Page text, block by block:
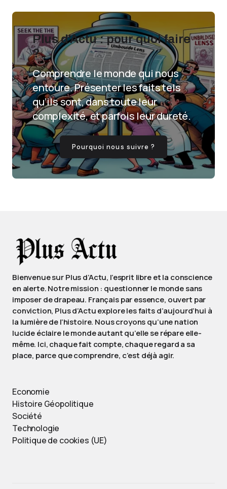
Plus d'Actu : pour quoi faire
?
Comprendre le monde qui nous
entoure. Présenter les faits tels
qu’ils sont, dans toute leur
complexité, et parfois leur dureté.
Pourquoi nous suivre ?
Bienvenue sur Plus d’Actu, l’esprit libre et la conscience
en alerte. Notre mission : questionner le monde sans
imposer de drapeau. Français par essence, ouvert par
conviction, Plus d’Actu explore les faits d’aujourd’hui à
la lumière de l’histoire. Nous croyons qu’une nation
lucide éclaire le monde autant qu’elle se répare elle-
même. Ici, chaque fait compte, chaque regard a sa
place, parce que comprendre, c’est déjà agir.
Economie
Histoire Géopolitique
Société
Technologie
Politique de cookies (UE)